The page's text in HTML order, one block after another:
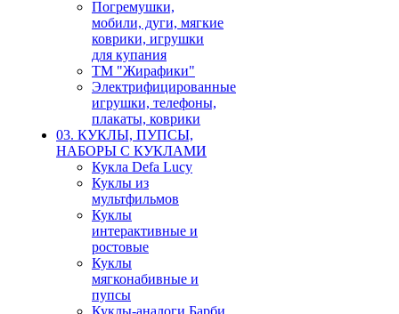
Погремушки,
мобили, дуги, мягкие
коврики, игрушки
для купания
ТМ "Жирафики"
Электрифицированные
игрушки, телефоны,
плакаты, коврики
03. КУКЛЫ, ПУПСЫ,
НАБОРЫ С КУКЛАМИ
Кукла Defa Lucy
Куклы из
мультфильмов
Куклы
интерактивные и
ростовые
Куклы
мягконабивные и
пупсы
Куклы-аналоги Барби